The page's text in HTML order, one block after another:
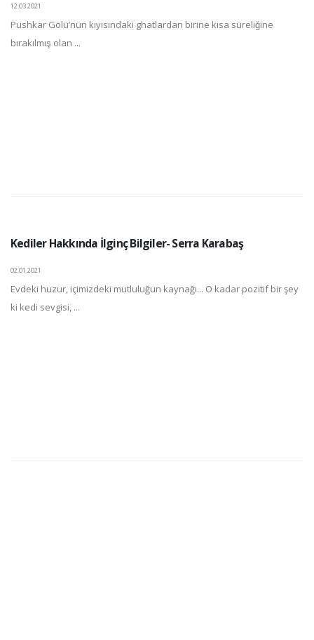
12.03.2021
Pushkar Gölü’nün kıyısındaki ghatlardan birine kısa süreliğine
bırakılmış olan ...
Kediler Hakkında İlginç Bilgiler- Serra Karabaş
02.01.2021
Evdeki huzur, içimizdeki mutluluğun kaynağı... O kadar pozitif bir şey
ki kedi sevgisi, ...